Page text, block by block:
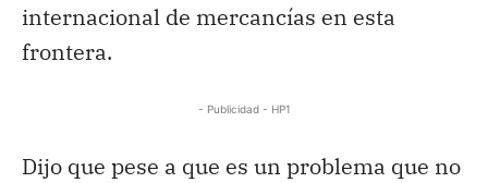
internacional de mercancías en esta
frontera.
- Publicidad - HP1
Dijo que pese a que es un problema que no